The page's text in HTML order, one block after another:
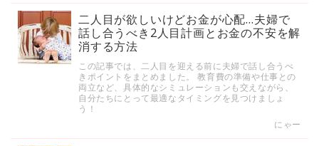
二人目が欲しいけどお金が心配…夫婦で
話し合うべき2人目計画とお金の不安を解
消する方法
この記事では、二人目を迎える前に夫婦で話し合うべ
きポイントをまとめました。 教育費の準備や仕事との
両立など、具体的なシミュレーションも交えながら、
自分たちにとって最適なタイミングを見つけましょ
う！
にゃー